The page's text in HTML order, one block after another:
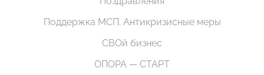
Поддержка МСП. Антикризисные меры
СВОй бизнес
ОПОРА — СТАРТ